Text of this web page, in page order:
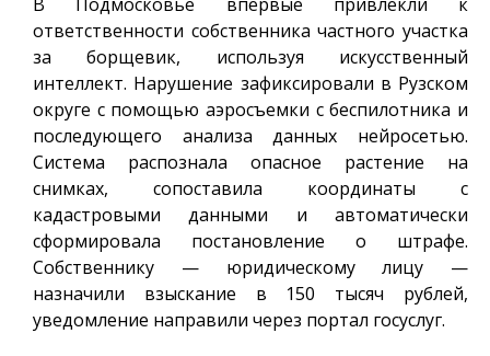
ответственности собственника частного участка
за борщевик, используя искусственный
интеллект. Нарушение зафиксировали в Рузском
округе с помощью аэросъемки с беспилотника и
последующего анализа данных нейросетью.
Система распознала опасное растение на
снимках, сопоставила координаты с
кадастровыми данными и автоматически
сформировала постановление о штрафе.
Собственнику — юридическому лицу —
назначили взыскание в 150 тысяч рублей,
уведомление направили через портал госуслуг.